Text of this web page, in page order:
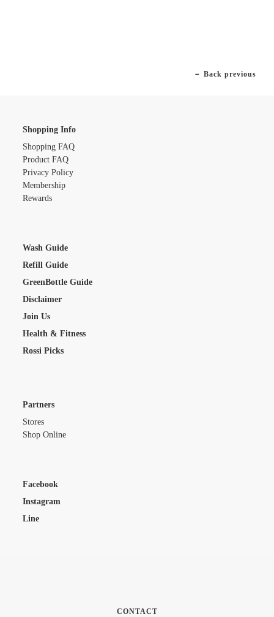
－ Back previous
Shopping Info
Shopping FAQ
Product FAQ
Privacy Policy
Membership
Rewards
Wash Guide
Refill Guide
GreenBottle Guide
Disclaimer
Join Us
Health & Fitness
Rossi Picks
Partners
Stores
Shop Online
Facebook
Instagram
Line
CONTACT